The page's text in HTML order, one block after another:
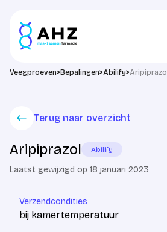
Veegproeven> Bepalingen>Abilify>Aripiprazol
Terug naar overzicht
Aripiprazol Abilify
Laatst gewijzigd op 18 januari 2023
Verzendcondities
bij kamertemperatuur